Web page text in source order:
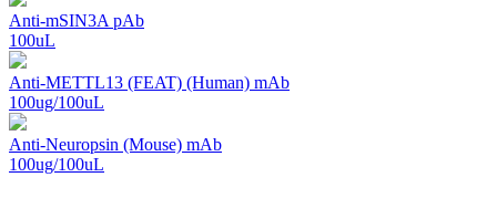
Anti-mSIN3A pAb
100uL
Anti-METTL13 (FEAT) (Human) mAb
100ug/100uL
Anti-Neuropsin (Mouse) mAb
100ug/100uL